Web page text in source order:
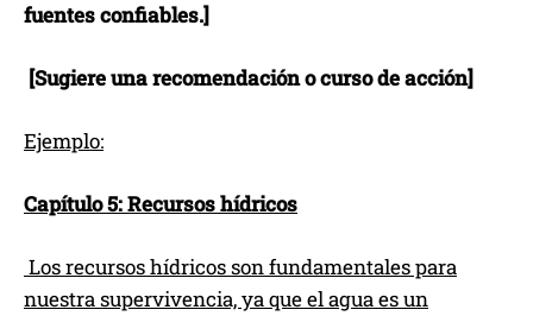
fuentes confiables.]
[Sugiere una recomendación o curso de acción]
Ejemplo:
Capítulo 5: Recursos hídricos
Los recursos hídricos son fundamentales para
nuestra supervivencia, ya que el agua es un